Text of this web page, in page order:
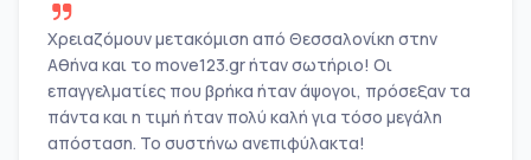
Χρειαζόμουν μετακόμιση από Θεσσαλονίκη στην
Αθήνα και το move123.gr ήταν σωτήριο! Οι
επαγγελματίες που βρήκα ήταν άψογοι, πρόσεξαν τα
πάντα και η τιμή ήταν πολύ καλή για τόσο μεγάλη
απόσταση. Το συστήνω ανεπιφύλακτα!